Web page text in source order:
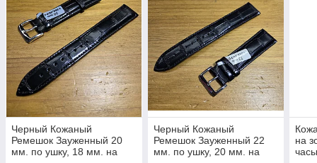
Черный Кожаный
Ремешок Зауженный 20
мм. по ушку, 18 мм. на
Черный Кожаный
Ремешок Зауженный 22
мм. по ушку, 20 мм. на
на